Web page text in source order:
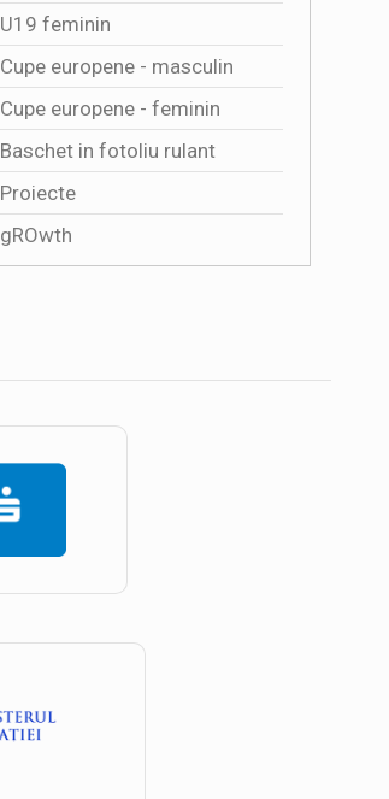
U19 feminin
Cupe europene - masculin
Cupe europene - feminin
Baschet in fotoliu rulant
Proiecte
gROwth